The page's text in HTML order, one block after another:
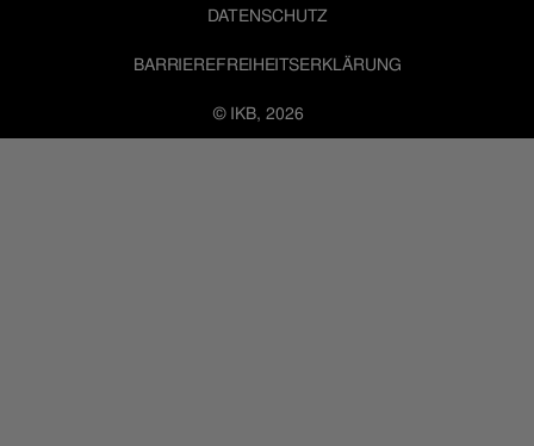
© IKB, 2026
DATENSCHUTZ
BARRIEREFREIHEITSERKLÄRUNG